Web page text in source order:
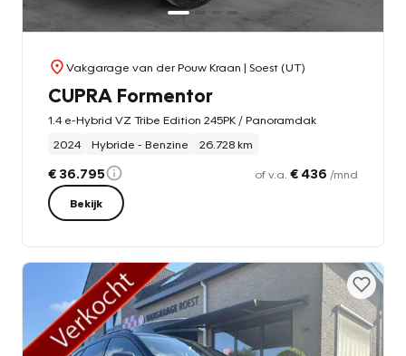
Vakgarage van der Pouw Kraan | Soest (UT)
CUPRA Formentor
1.4 e-Hybrid VZ Tribe Edition 245PK / Panoramdak
2024
Hybride - Benzine 26.728 km
€ 36.795 of v.a. € 436 /mnd
Bekijk